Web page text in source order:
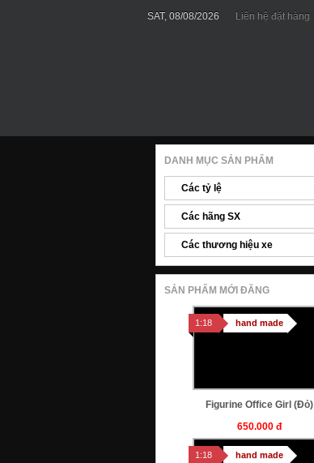
SAT, 08/08/2026 Liên hệ đặt hàng
DANH MỤC SẢN PHẨM
Các tỷ lệ
Các hãng SX
Các thương hiệu xe
SẢN PHẨM MỚI ĐĂNG
1:18 hand made
Figurine Office Girl (Đỏ)
650.000 đ
1:18 hand made